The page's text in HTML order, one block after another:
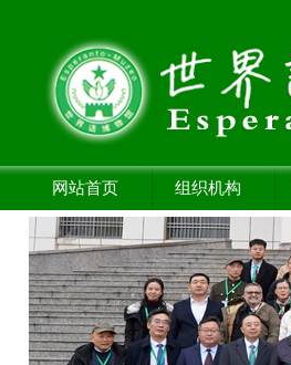
网站首页 组织机构